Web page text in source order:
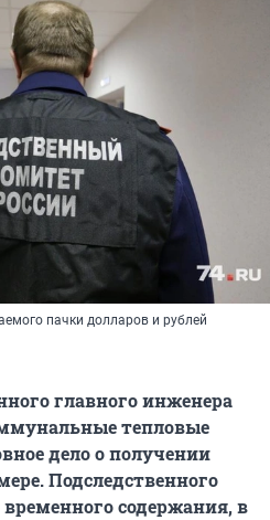
пачки долларов и рублей
главного инженера
тепловые
дело о получении
Подследственного
содержания, в